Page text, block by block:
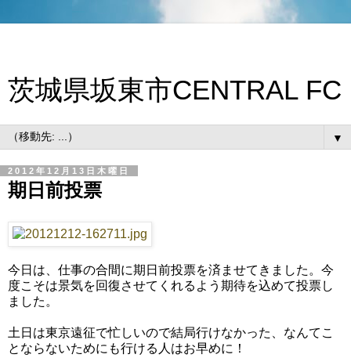
茨城県坂東市CENTRAL FC
▼
2012年12月13日木曜日
期日前投票
今日は、仕事の合間に期日前投票を済ませてきました。今
度こそは景気を回復させてくれるよう期待を込めて投票し
ました。
土日は東京遠征で忙しいので結局行けなかった、なんてこ
とならないためにも行ける人はお早めに！